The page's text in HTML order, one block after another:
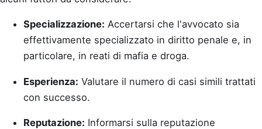
Specializzazione: Accertarsi che l'avvocato sia
effettivamente specializzato in diritto penale e, in
particolare, in reati di mafia e droga.
Esperienza: Valutare il numero di casi simili trattati
con successo.
Reputazione: Informarsi sulla reputazione